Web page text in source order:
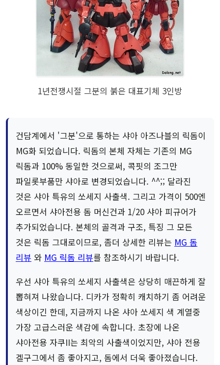
1년전쟁시절 그분의 붉은 대표기체 3인방
건담계에서 '그분'으로 통하는 샤아 아즈나블의 릭돔이
MG화 되었습니다. 릭돔의 본체 자체는 기존의 MG
릭돔과 100% 동일한 것으로써, 콕핏의 조그만
파일롯부품만 샤아로 변경되었습니다. ^^;; 달라진
것은 샤아 특유의 쏘세지 사출색. 그리고 가격이 500엔
오르면서 샤아전용 돔 머신건과 1/20 샤아 피규어가
추가되었습니다. 본체의 골격과 구조, 특징 그 모든
것은 릭돔 그대로이므로, 좀더 상세한 리뷰는 MG 돔
리뷰 와 MG 릭돔 리뷰를 참조하시기 바랍니다.
우선 샤아 특유의 쏘세지 사출색은 상당히 매끈하게 잘
뽑혀져 나왔습니다. 디카가 정확히 캐치하기 좀 어려운
색상이긴 한데, 지금까지 나온 샤아 쏘세지 색 계열중
가장 고급스러운 색감에 속합니다. 초장에 나온
샤아전용 자쿠II는 최악의 사출색이었지만, 샤아 전용
겔구그에서 좀 좋아지고, 돔에서 더욱 좋아졌습니다.